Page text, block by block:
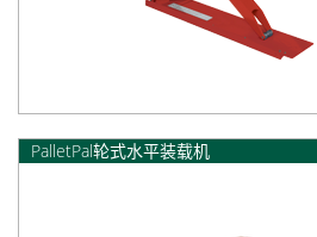
PalletPal轮式水平装载机